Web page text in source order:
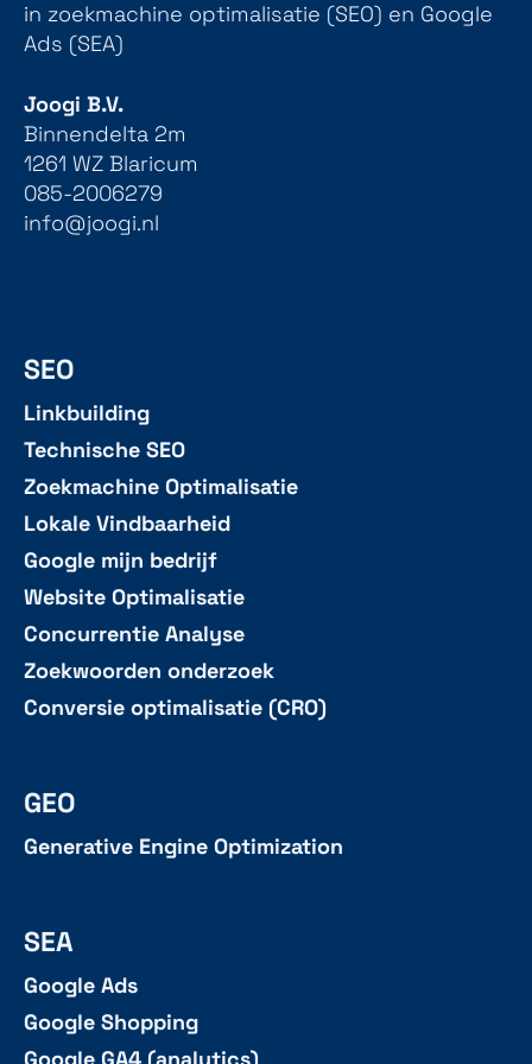
in zoekmachine optimalisatie (SEO) en Google
Ads (SEA)
Joogi B.V.
Binnendelta 2m
1261 WZ Blaricum
085-2006279
info@joogi.nl
SEO
Linkbuilding
Technische SEO
Zoekmachine Optimalisatie
Lokale Vindbaarheid
Google mijn bedrijf
Website Optimalisatie
Concurrentie Analyse
Zoekwoorden onderzoek
Conversie optimalisatie (CRO)
GEO
Generative Engine Optimization
SEA
Google Ads
Google Shopping